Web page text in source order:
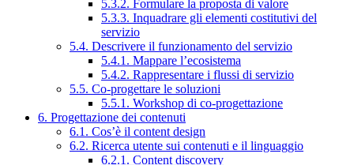
5.3.2. Formulare la proposta di valore
5.3.3. Inquadrare gli elementi costitutivi del
servizio
5.4. Descrivere il funzionamento del servizio
5.4.1. Mappare l’ecosistema
5.4.2. Rappresentare i flussi di servizio
5.5. Co-progettare le soluzioni
5.5.1. Workshop di co-progettazione
6. Progettazione dei contenuti
6.1. Cos’è il content design
6.2. Ricerca utente sui contenuti e il linguaggio
6.2.1. Content discovery